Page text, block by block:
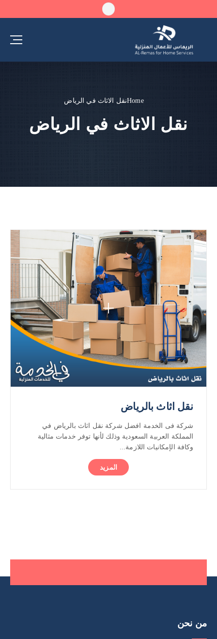
Homeنقل الاثاث في الرياض
نقل الاثاث في الرياض
نقل اثاث بالرياض
شركة فى الخدمة افضل شركة نقل اثاث بالرياض في
المملكة العربية السعودية وذلك لأنها توفر خدمات مثالية
وكافة الإمكانيات اللازمة...
المزيد
من نحن